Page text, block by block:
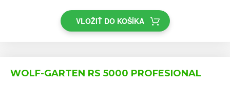
VLOŽIŤ DO KOŠÍKA
WOLF-GARTEN RS 5000 PROFESIONAL